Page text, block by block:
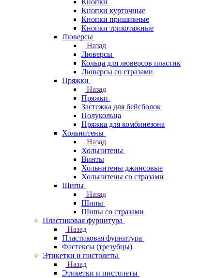
Кнопки
Кнопки курточные
Кнопки пришивные
Кнопки трикотажные
Люверсы
Назад
Люверсы
Кольца для люверсов пластик
Люверсы со стразами
Пряжки
Назад
Пряжки
Застежка для бейсболок
Полукольца
Пряжка для комбинезона
Хольнитены
Назад
Хольнитены
Винты
Хольнитены джинсовые
Хольнитены со стразами
Шипы
Назад
Шипы
Шипы со стразами
Пластиковая фурнитура
Назад
Пластиковая фурнитура
Фастексы (трезубцы)
Этикетки и пистолеты
Назад
Этикетки и пистолеты